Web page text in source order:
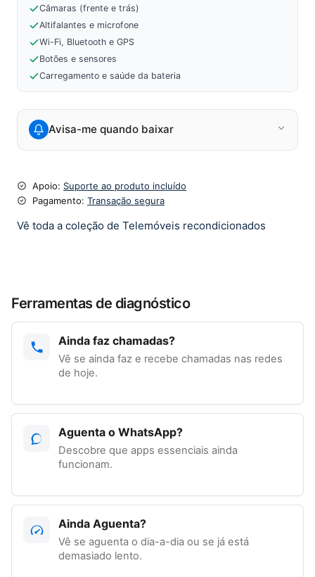
Câmaras (frente e trás)
Altifalantes e microfone
Wi-Fi, Bluetooth e GPS
Botões e sensores
Carregamento e saúde da bateria
Avisa-me quando baixar
Apoio: Suporte ao produto incluído
Pagamento: Transação segura
Vê toda a coleção de Telemóveis recondicionados
Ferramentas de diagnóstico
Ainda faz chamadas?
Vê se ainda faz e recebe chamadas nas redes
de hoje.
Aguenta o WhatsApp?
Descobre que apps essenciais ainda
funcionam.
Ainda Aguenta?
Vê se aguenta o dia-a-dia ou se já está
demasiado lento.